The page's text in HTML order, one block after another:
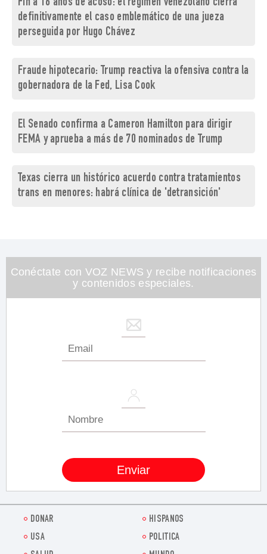
Fin a 16 años de acoso: el régimen venezolano cierra
definitivamente el caso emblemático de una jueza
perseguida por Hugo Chávez
Fraude hipotecario: Trump reactiva la ofensiva contra la
gobernadora de la Fed, Lisa Cook
El Senado confirma a Cameron Hamilton para dirigir
FEMA y aprueba a más de 70 nominados de Trump
Texas cierra un histórico acuerdo contra tratamientos
trans en menores: habrá clínica de 'detransición'
Conéctate con VOZ NEWS y recibe notificaciones
y contenidos especiales.
DONAR
HISPANOS
USA
POLITICA